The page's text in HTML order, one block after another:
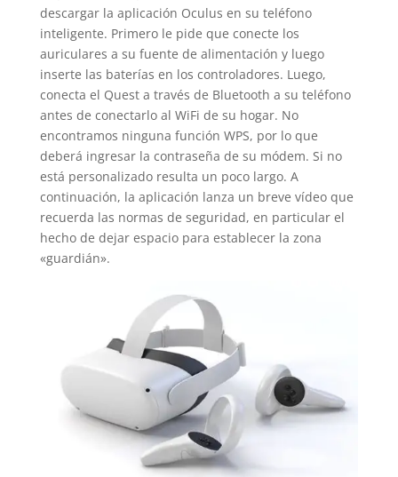
descargar la aplicación Oculus en su teléfono
inteligente. Primero le pide que conecte los
auriculares a su fuente de alimentación y luego
inserte las baterías en los controladores. Luego,
conecta el Quest a través de Bluetooth a su teléfono
antes de conectarlo al WiFi de su hogar. No
encontramos ninguna función WPS, por lo que
deberá ingresar la contraseña de su módem. Si no
está personalizado resulta un poco largo. A
continuación, la aplicación lanza un breve vídeo que
recuerda las normas de seguridad, en particular el
hecho de dejar espacio para establecer la zona
«guardián».